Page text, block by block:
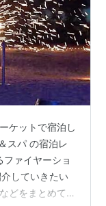
ケットで宿泊し
スパ の宿泊レ
ァイヤーショ
していきたい
どをまとめてい